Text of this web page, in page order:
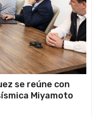
se reúne con
Miyamoto